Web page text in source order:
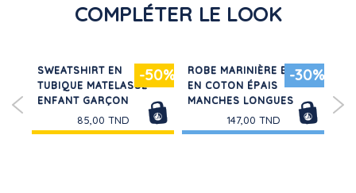
COMPLÉTER LE LOOK
-50%
SWEATSHIRT EN
TUBIQUE MATELASSÉ
ENFANT GARÇON
85,00 TND
-30%
ROBE MARINIÈRE BÉBÉ
EN COTON ÉPAIS
MANCHES LONGUES
147,00 TND